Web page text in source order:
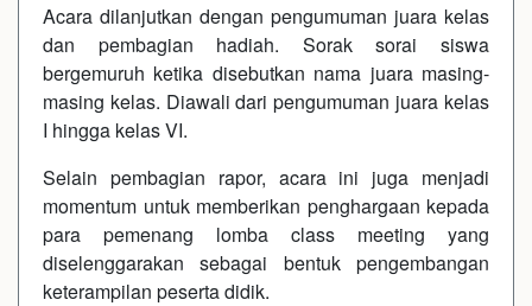
Acara dilanjutkan dengan pengumuman juara kelas
dan pembagian hadiah. Sorak sorai siswa
bergemuruh ketika disebutkan nama juara masing-
masing kelas. Diawali dari pengumuman juara kelas
I hingga kelas VI.
Selain pembagian rapor, acara ini juga menjadi
momentum untuk memberikan penghargaan kepada
para pemenang lomba class meeting yang
diselenggarakan sebagai bentuk pengembangan
keterampilan peserta didik.